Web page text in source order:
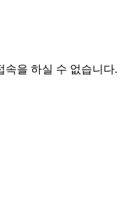
속을 하실 수 없습니다.